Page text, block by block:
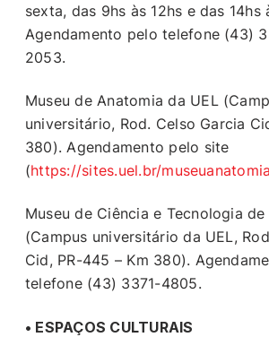
sexta, das 9hs às 12hs e das 14hs
Agendamento pelo telefone (43)
2053.
Museu de Anatomia da UEL
universitário, Rod. Celso Garcia
380). Agendamento pelo site
(https://sites.uel.br/
Museu de Ciência e Tecnologia
(Campus universitário da UEL,
Cid, PR-445 – Km 380).
telefone (43) 3371-4805.
• ESPAÇOS CULTURAIS